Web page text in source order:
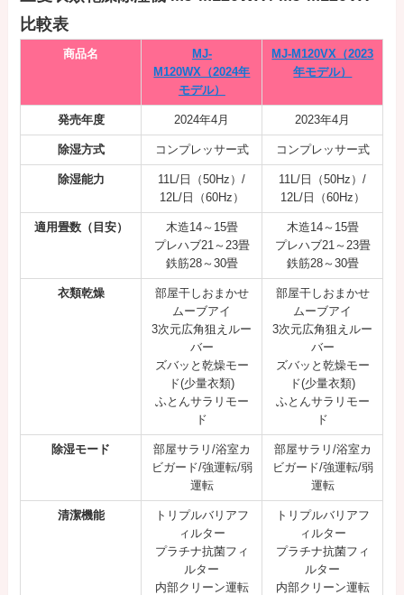
比較表
商品名
MJ-
M120WX（2024年
モデル）
MJ-M120VX（2023
年モデル）
発売年度 2024年4月 2023年4月
除湿方式 コンプレッサー式 コンプレッサー式
除湿能力
11L/日（50Hz）/
12L/日（60Hz）
11L/日（50Hz）/
12L/日（60Hz）
適用畳数（目安）
木造14～15畳
プレハブ21～23畳
鉄筋28～30畳
木造14～15畳
プレハブ21～23畳
鉄筋28～30畳
衣類乾燥
部屋干しおまかせ
ムーブアイ
3次元広角狙えルー
バー
ズバッと乾燥モー
ド(少量衣類)
ふとんサラリモー
ド
部屋干しおまかせ
ムーブアイ
3次元広角狙えルー
バー
ズバッと乾燥モー
ド(少量衣類)
ふとんサラリモー
ド
除湿モード
部屋サラリ/浴室カ
ビガード/強運転/弱
運転
部屋サラリ/浴室カ
ビガード/強運転/弱
運転
清潔機能
トリプルバリアフ
ィルター
プラチナ抗菌フィ
ルター
内部クリーン運転
トリプルバリアフ
ィルター
プラチナ抗菌フィ
ルター
内部クリーン運転